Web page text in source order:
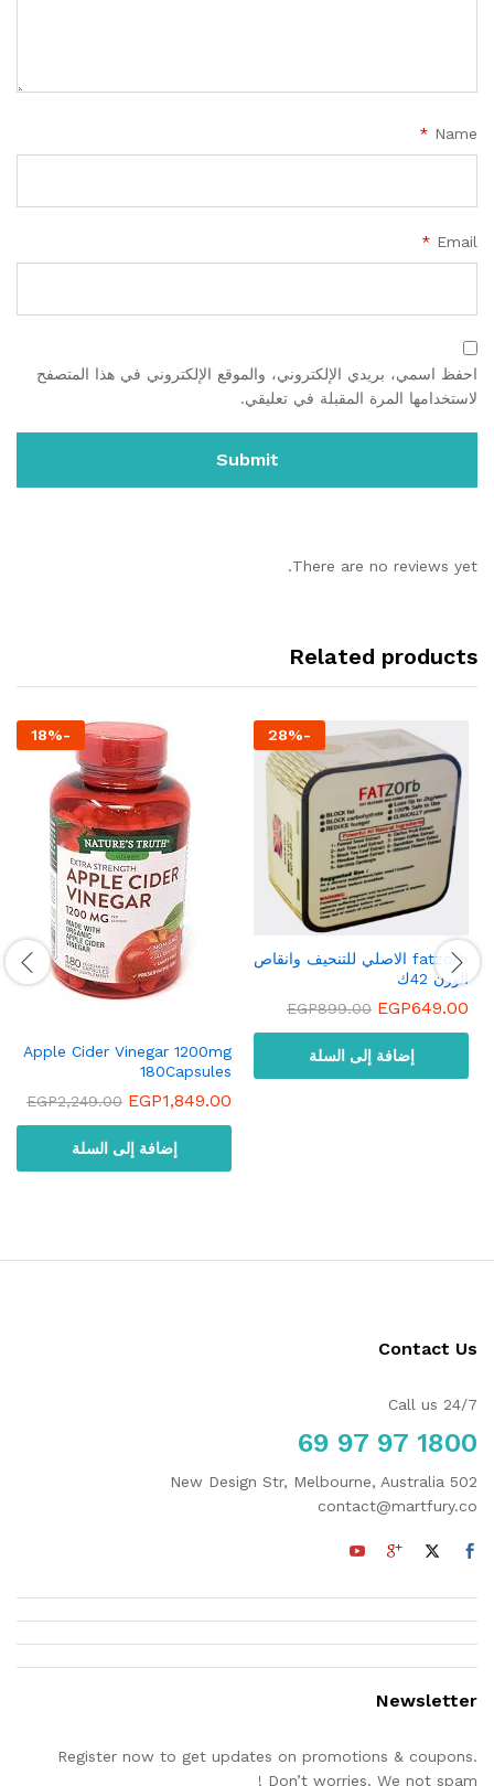
Name
*
Email
*
احفظ اسمي، بريدي الإلكتروني، والموقع الإلكتروني في هذا المتصفح
لاستخدامها المرة المقبلة في تعليقي.
There are no reviews yet.
Related products
-
28%
fatzorb الاصلي للتنحيف وانقاص
الوزن 42ك
EGP649.00
EGP899.00
إضافة إلى السلة
-
18%
Apple Cider Vinegar 1200mg
180Capsules
EGP1,849.00
EGP2,249.00
إضافة إلى السلة
Contact Us
Call us 24/7
1800 97 97 69
502 New Design Str, Melbourne, Australia
contact@martfury.co
Newsletter
Register now to get updates on promotions & coupons.
Don’t worries. We not spam !